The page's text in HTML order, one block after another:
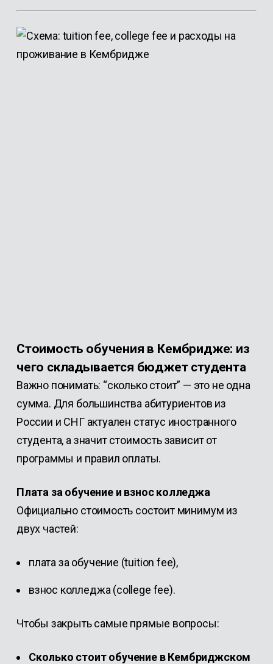
Стоимость обучения в Кембридже: из
чего складывается бюджет студента
Важно понимать: “сколько стоит” — это не одна
сумма. Для большинства абитуриентов из
России и СНГ актуален статус иностранного
студента, а значит стоимость зависит от
программы и правил оплаты.
Плата за обучение и взнос колледжа
Официально стоимость состоит минимум из
двух частей:
плата за обучение (tuition fee),
взнос колледжа (college fee).
Чтобы закрыть самые прямые вопросы:
Сколько стоит обучение в Кембриджском